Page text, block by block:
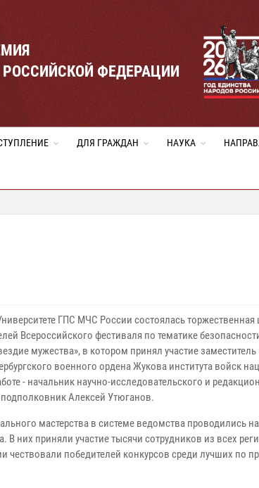
ФЕДЕРАЦИИ
ДЛЯ ГРАЖДАН НАУКА
ГПС МЧС России состоялась
Всероссийского фестиваля по тематике
мужества», в котором принял участие заместитель
военного ордена Жукова института войск
- начальник научно-исследовательского и
подполковник Алексей Утюганов.
мастерства в системе ведомства проводились на
В них приняли участие тысячи сотрудников из всех
чествовали победителей конкурсов среди лучших по